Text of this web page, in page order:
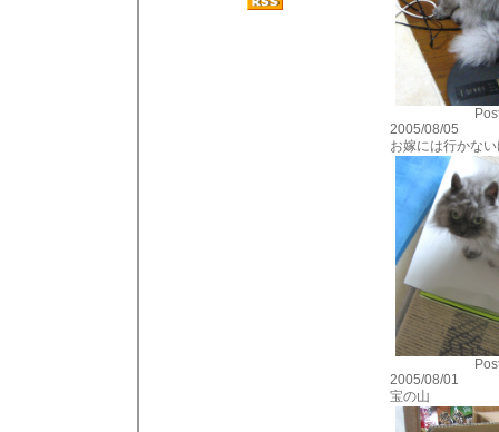
2005/08/05
お嫁には行かな
2005/08/01
宝の山